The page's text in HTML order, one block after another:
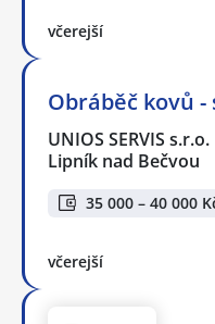
včerejší
Obráběč kovů
UNIOS SERVIS s.r.o.
Lipník nad Bečvou
35 000 – 40 000
včerejší